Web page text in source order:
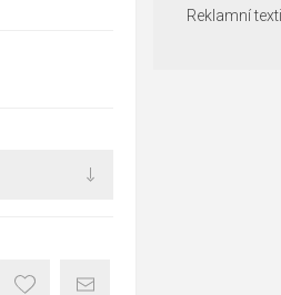
Reklamní textil